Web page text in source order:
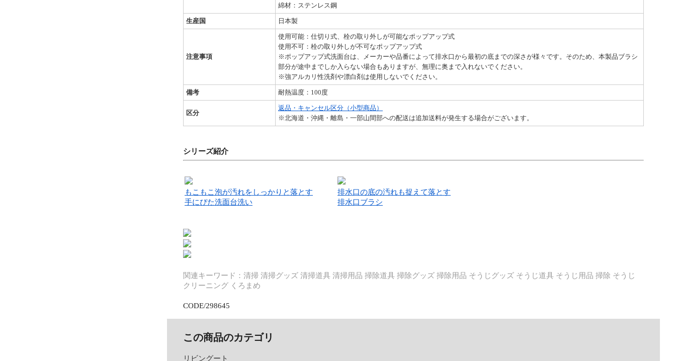
綿材：ステンレス鋼
生産国 日本製
注意事項
使用可能：仕切り式、栓の取り外しが可能なポップアップ式
使用不可：栓の取り外しが不可なポップアップ式
※ポップアップ式洗面台は、メーカーや品番によって排水口から最初の底までの深さが様々です。そのため、本製品ブラシ
部分が途中までしか入らない場合もありますが、無理に奥まで入れないでください。
※強アルカリ性洗剤や漂白剤は使用しないでください。
備考 耐熱温度：100度
区分
返品・キャンセル区分（小型商品）
※北海道・沖縄・離島・一部山間部への配送は追加送料が発生する場合がございます。
シリーズ紹介
もこもこ泡が汚れをしっかりと落とす
手にぴた洗面台洗い
排水口の底の汚れも捉えて落とす
排水口ブラシ
関連キーワード：清掃 清掃グッズ 清掃道具 清掃用品 掃除道具 掃除グッズ 掃除用品 そうじグッズ そうじ道具 そうじ用品 掃除 そうじ
クリーニング くろまめ
CODE/298645
この商品のカテゴリ
リビングート